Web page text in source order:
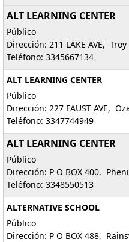
ALT LEARNING CENTER
Público
Dirección: 211 LAKE AVE,
Teléfono: 3345667134
ALT LEARNING CENTER
Público
Dirección: 227 FAUST AVE,
Teléfono: 3347744949
ALT LEARNING CENTER
Público
Dirección: P O BOX 400,
Teléfono: 3348550513
ALTERNATIVE SCHOOL
Público
Dirección: P O BOX 488,